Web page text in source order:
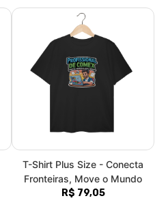
T-Shirt Plus Size - Conecta
Fronteiras, Move o Mundo
R$ 79,05